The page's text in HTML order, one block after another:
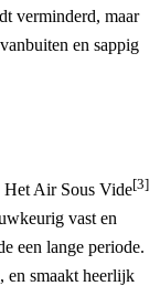
verminderd, maar
en sappig
Het Air Sous Vide[3]
vast en
een lange periode.
en smaakt heerlijk